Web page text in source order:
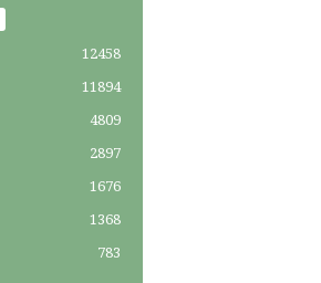
12458
11894
4809
2897
1676
1368
783